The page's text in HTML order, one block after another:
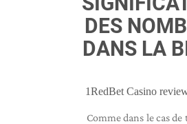
DES
DANS LA
1RedBet Casino
Comme dans le cas de